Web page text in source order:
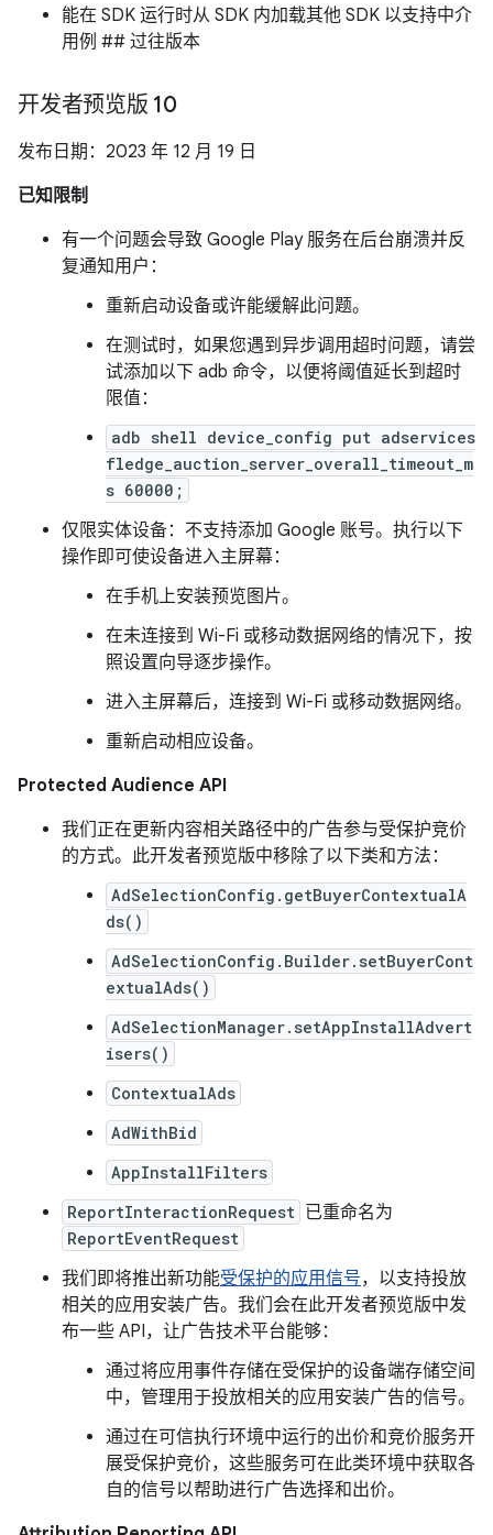
能在 SDK 运行时从 SDK 内加载其他 SDK 以支持中介
用例 ## 过往版本
开发者预览版 10
发布日期：2023 年 12 月 19 日
已知限制
有一个问题会导致 Google Play 服务在后台崩溃并反
复通知用户：
重新启动设备或许能缓解此问题。
在测试时，如果您遇到异步调用超时问题，请尝
试添加以下 adb 命令，以便将阈值延长到超时
限值：
adb shell device_config put adservices
fledge_auction_server_overall_timeout_m
s 60000;
仅限实体设备：不支持添加 Google 账号。执行以下
操作即可使设备进入主屏幕：
在手机上安装预览图片。
在未连接到 Wi-Fi 或移动数据网络的情况下，按
照设置向导逐步操作。
进入主屏幕后，连接到 Wi-Fi 或移动数据网络。
重新启动相应设备。
Protected Audience API
我们正在更新内容相关路径中的广告参与受保护竞价
的方式。此开发者预览版中移除了以下类和方法：
AdSelectionConfig.getBuyerContextualA
ds()
AdSelectionConfig.Builder.setBuyerCont
extualAds()
AdSelectionManager.setAppInstallAdvert
isers()
ContextualAds
AdWithBid
AppInstallFilters
ReportInteractionRequest 已重命名为
ReportEventRequest
我们即将推出新功能受保护的应用信号，以支持投放
相关的应用安装广告。我们会在此开发者预览版中发
布一些 API，让广告技术平台能够：
通过将应用事件存储在受保护的设备端存储空间
中，管理用于投放相关的应用安装广告的信号。
通过在可信执行环境中运行的出价和竞价服务开
展受保护竞价，这些服务可在此类环境中获取各
自的信号以帮助进行广告选择和出价。